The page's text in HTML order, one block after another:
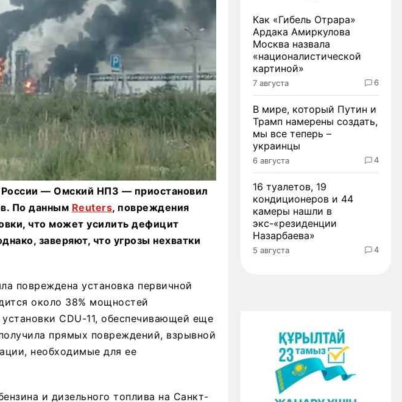
— Омский НПЗ — приостановил
По данным Reuters, повреждения
что может усилить дефицит
заверяют, что угрозы нехватки
повреждена установка первичной
около 38% мощностей
CDU-11, обеспечивающей еще
прямых повреждений, взрывной
необходимые для ее
и дизельного топлива на Санкт-
Как «Гибель Отрара»
Ардака Амиркулова
Москва назвала
«националистической
картиной»
7 августа 6
В мире, который Путин и
Трамп намерены создать,
мы все теперь –
украинцы
6 августа 4
16 туалетов, 19
кондиционеров и 44
камеры нашли в
экс-«резиденции
Назарбаева»
5 августа 4